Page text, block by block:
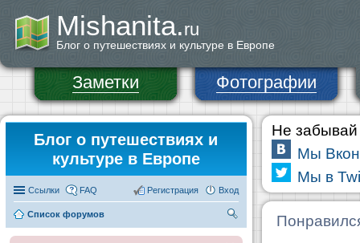
Mishanita.ru
Блог о путешествиях и культуре в Европе
Заметки Фотографии
Блог о путешествиях и
культуре в Европе
Ссылки FAQ Вход
Регистрация
Список форумов
Не забывай
Мы
Мы в